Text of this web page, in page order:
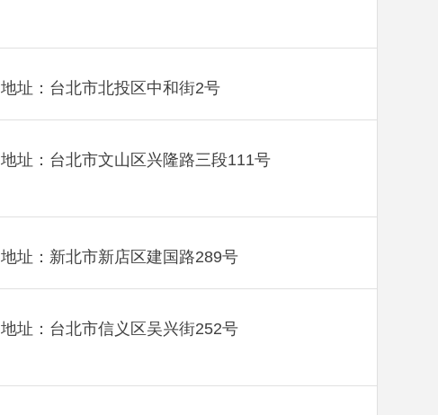
地址：台北市北投区中和街2号
地址：台北市文山区兴隆路三段111号
地址：新北市新店区建国路289号
地址：台北市信义区吴兴街252号